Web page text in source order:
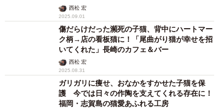
西松 宏
2025.09.01
傷だらけだった瀕死の子猫、背中にハートマー
ク柄→店の看板猫に！「尾曲がり猫が幸せを招
いてくれた」長崎のカフェ＆バー
西松 宏
2025.08.31
ガリガリに痩せ、おなかをすかせた子猫を保
護 今では日々の作陶を支えてくれる存在に！
福岡・志賀島の猫愛あふれる工房